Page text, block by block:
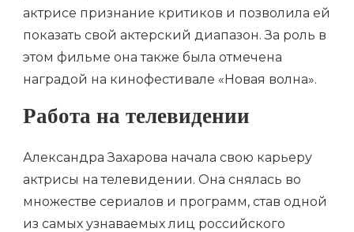
актрисе признание критиков и позволила ей
показать свой актерский диапазон. За роль в
этом фильме она также была отмечена
наградой на кинофестивале «Новая волна».
Работа на телевидении
Александра Захарова начала свою карьеру
актрисы на телевидении. Она снялась во
множестве сериалов и программ, став одной
из самых узнаваемых лиц российского